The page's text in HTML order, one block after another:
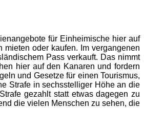
für Einheimische hier auf
oder kaufen. Im vergangenen
Pass verkauft. Das nimmt
hier auf den Kanaren und fordern
und Gesetze für einen Tourismus,
Strafe in sechsstelliger Höhe an die
gezahlt statt etwas dagegen zu
die vielen Menschen zu sehen, die